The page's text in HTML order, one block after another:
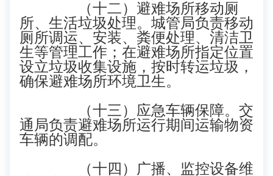
（十二）避难场所移动厕
所、生活垃圾处理。城管局负责移动
厕所调运、安装、粪便处理、清洁卫
生等管理工作；在避难场所指定位置
设立垃圾收集设施，按时转运垃圾，
确保避难场所环境卫生。
（十三）应急车辆保障。交
通局负责避难场所运行期间运输物资
车辆的调配。
（十四）广播、监控设备维